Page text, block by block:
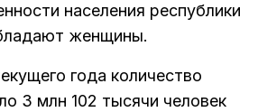
населения республики
женщины.
года количество
3 млн 102 тысячи человек